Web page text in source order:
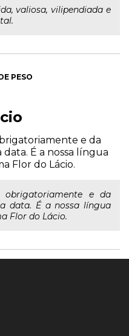
valiosa, vilipendiada e
PESO
e da
É a nossa língua
Flor do Lácio.
obrigatoriamente e da
data. É a nossa língua
Flor do Lácio.